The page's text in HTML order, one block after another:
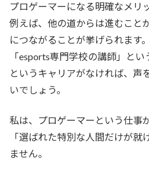
プロゲーマーになる明確なメリ
例えば、他の道からは進むこと
につながることが挙げられます。
「esports専門学校の講師」と
というキャリアがなければ、声
いでしょう。
私は、プロゲーマーという仕事
「選ばれた特別な人間だけが就
ません。